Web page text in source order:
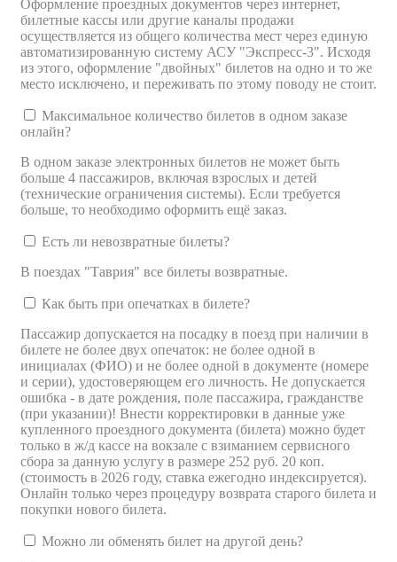
Оформление проездных документов через интернет,
билетные кассы или другие каналы продажи
осуществляется из общего количества мест через единую
автоматизированную систему АСУ "Экспресс-3". Исходя
из этого, оформление "двойных" билетов на одно и то же
место исключено, и переживать по этому поводу не стоит.
Максимальное количество билетов в одном заказе
онлайн?
В одном заказе электронных билетов не может быть
больше 4 пассажиров, включая взрослых и детей
(технические ограничения системы). Если требуется
больше, то необходимо оформить ещё заказ.
Есть ли невозвратные билеты?
В поездах "Таврия" все билеты возвратные.
Как быть при опечатках в билете?
Пассажир допускается на посадку в поезд при наличии в
билете не более двух опечаток: не более одной в
инициалах (ФИО) и не более одной в документе (номере
и серии), удостоверяющем его личность. Не допускается
ошибка - в дате рождения, поле пассажира, гражданстве
(при указании)! Внести корректировки в данные уже
купленного проездного документа (билета) можно будет
только в ж/д кассе на вокзале с взиманием сервисного
сбора за данную услугу в размере 252 руб. 20 коп.
(стоимость в 2026 году, ставка ежегодно индексируется).
Онлайн только через процедуру возврата старого билета и
покупки нового билета.
Можно ли обменять билет на другой день?